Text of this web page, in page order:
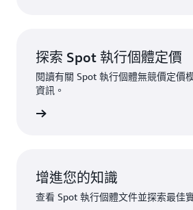
探索 Spot 執行個體定價
閱讀有關 Spot 執行個體無競價定價
資訊。
增進您的知識
查看 Spot 執行個體文件並探索最佳